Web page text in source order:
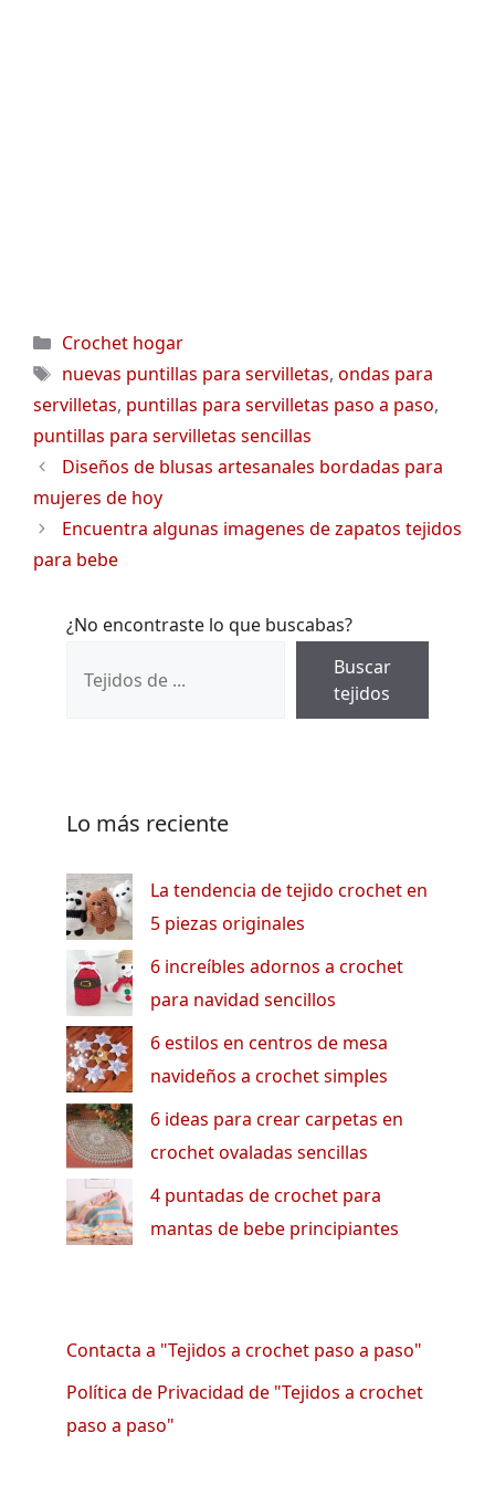
Categorías
Crochet hogar
Etiquetas
nuevas puntillas para servilletas, ondas para
servilletas, puntillas para servilletas paso a paso,
puntillas para servilletas sencillas
Diseños de blusas artesanales bordadas para
mujeres de hoy
Encuentra algunas imagenes de zapatos tejidos
para bebe
¿No encontraste lo que buscabas?
Buscar
tejidos
Lo más reciente
La tendencia de tejido crochet en
5 piezas originales
6 increíbles adornos a crochet
para navidad sencillos
6 estilos en centros de mesa
navideños a crochet simples
6 ideas para crear carpetas en
crochet ovaladas sencillas
4 puntadas de crochet para
mantas de bebe principiantes
Contacta a "Tejidos a crochet paso a paso"
Política de Privacidad de "Tejidos a crochet
paso a paso"